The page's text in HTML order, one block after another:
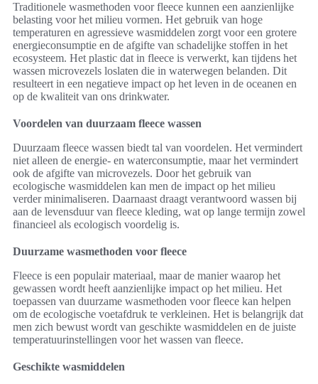
Traditionele wasmethoden voor fleece kunnen een aanzienlijke
belasting voor het milieu vormen. Het gebruik van hoge
temperaturen en agressieve wasmiddelen zorgt voor een grotere
energieconsumptie en de afgifte van schadelijke stoffen in het
ecosysteem. Het plastic dat in fleece is verwerkt, kan tijdens het
wassen microvezels loslaten die in waterwegen belanden. Dit
resulteert in een negatieve impact op het leven in de oceanen en
op de kwaliteit van ons drinkwater.
Voordelen van duurzaam fleece wassen
Duurzaam fleece wassen biedt tal van voordelen. Het vermindert
niet alleen de energie- en waterconsumptie, maar het vermindert
ook de afgifte van microvezels. Door het gebruik van
ecologische wasmiddelen kan men de impact op het milieu
verder minimaliseren. Daarnaast draagt verantwoord wassen bij
aan de levensduur van fleece kleding, wat op lange termijn zowel
financieel als ecologisch voordelig is.
Duurzame wasmethoden voor fleece
Fleece is een populair materiaal, maar de manier waarop het
gewassen wordt heeft aanzienlijke impact op het milieu. Het
toepassen van duurzame wasmethoden voor fleece kan helpen
om de ecologische voetafdruk te verkleinen. Het is belangrijk dat
men zich bewust wordt van geschikte wasmiddelen en de juiste
temperatuurinstellingen voor het wassen van fleece.
Geschikte wasmiddelen